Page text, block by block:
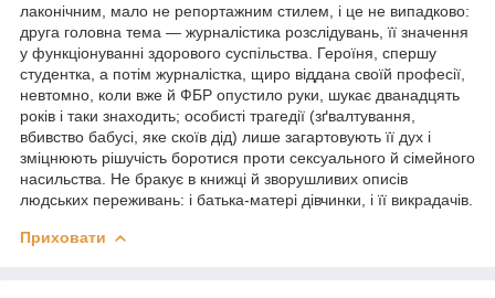
лаконічним, мало не репортажним стилем, і це не випадково:
друга головна тема — журналістика розслідувань, її значення
у функціонуванні здорового суспільства. Героїня, спершу
студентка, а потім журналістка, щиро віддана своїй професії,
невтомно, коли вже й ФБР опустило руки, шукає дванадцять
років і таки знаходить; особисті трагедії (зґвалтування,
вбивство бабусі, яке скоїв дід) лише загартовують її дух і
зміцнюють рішучість боротися проти сексуального й сімейного
насильства. Не бракує в книжці й зворушливих описів
людських переживань: і батька-матері дівчинки, і її викрадачів.
Приховати